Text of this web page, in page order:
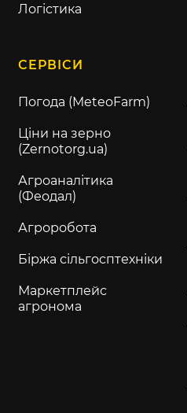
Логістика
СЕРВІСИ
Погода (MeteoFarm)
Ціни на зерно
(Zernotorg.ua)
Агроаналітика
(Феодал)
Агроробота
Біржа сільгосптехніки
Маркетплейс
агронома